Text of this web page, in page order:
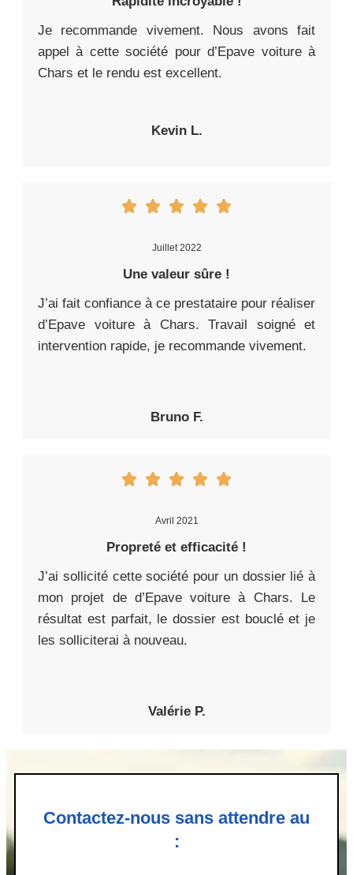
Je recommande vivement. Nous avons fait
appel à cette société pour d’Epave voiture à
Chars et le rendu est excellent.
Kevin L.
Juillet 2022
Une valeur sûre !
J’ai fait confiance à ce prestataire pour réaliser
d’Epave voiture à Chars. Travail soigné et
intervention rapide, je recommande vivement.
Bruno F.
Avril 2021
Propreté et efficacité !
J’ai sollicité cette société pour un dossier lié à
mon projet de d’Epave voiture à Chars. Le
résultat est parfait, le dossier est bouclé et je
les solliciterai à nouveau.
Valérie P.
Contactez-nous sans attendre au
: